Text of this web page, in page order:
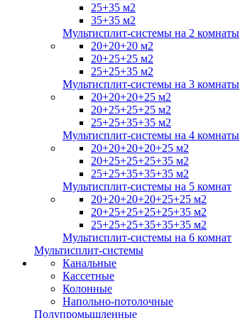
25+35 м2
35+35 м2
Мультисплит-системы на 2 комнаты
20+20+20 м2
20+25+25 м2
25+25+35 м2
Мультисплит-системы на 3 комнаты
20+20+20+25 м2
20+25+25+25 м2
25+25+35+35 м2
Мультисплит-системы на 4 комнаты
20+20+20+20+25 м2
20+25+25+25+35 м2
25+25+35+35+35 м2
Мультисплит-системы на 5 комнат
20+20+20+20+25+25 м2
20+25+25+25+25+35 м2
25+25+25+35+35+35 м2
Мультисплит-системы на 6 комнат
Мультисплит-системы
Канальные
Кассетные
Колонные
Напольно-потолочные
Полупромышленные